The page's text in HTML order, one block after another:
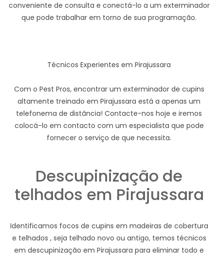
conveniente de consulta e conectá-lo a um exterminador
que pode trabalhar em torno de sua programação.
Técnicos Experientes em Pirajussara
Com o Pest Pros, encontrar um exterminador de cupins
altamente treinado em Pirajussara está a apenas um
telefonema de distância! Contacte-nos hoje e iremos
colocá-lo em contacto com um especialista que pode
fornecer o serviço de que necessita.
Descupinização de
telhados em Pirajussara
Identificamos focos de cupins em madeiras de cobertura
e telhados , seja telhado novo ou antigo, temos técnicos
em descupinização em Pirajussara para eliminar todo e